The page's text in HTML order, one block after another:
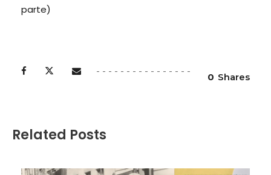
parte)
0 Shares
Related Posts